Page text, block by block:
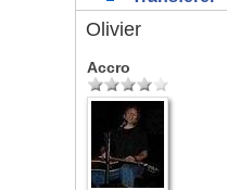
Olivier
Accro